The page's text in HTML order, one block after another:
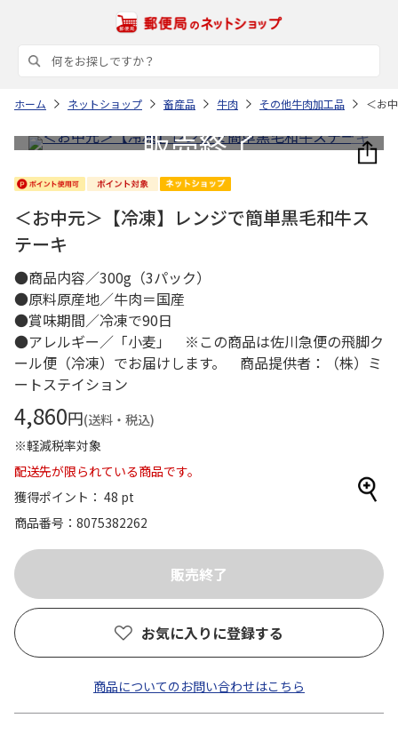
ホーム ネットショップ 畜産品 牛肉 その他牛肉加工品 ＜お
＜お中元＞【冷凍】レンジで簡単黒毛和牛ス
テーキ
●商品内容／300g（3パック）
●原料原産地／牛肉＝国産
●賞味期間／冷凍で90日
●アレルギー／「小麦」 ※この商品は佐川急便の飛脚ク
ール便（冷凍）でお届けします。 商品提供者：（株）ミ
ートステイション
4,860円(送料・税込)
※軽減税率対象
配送先が限られている商品です。
獲得ポイント： 48 pt
商品番号
8075382262
お気に入りに登録する
商品についてのお問い合わせはこちら